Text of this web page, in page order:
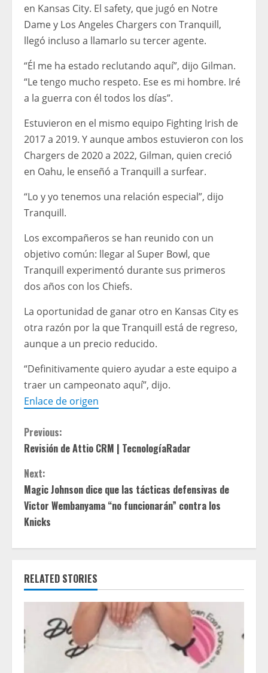
en Kansas City. El safety, que jugó en Notre
Dame y Los Angeles Chargers con Tranquill,
llegó incluso a llamarlo su tercer agente.
“Él me ha estado reclutando aquí”, dijo Gilman.
“Le tengo mucho respeto. Ese es mi hombre. Iré
a la guerra con él todos los días”.
Estuvieron en el mismo equipo Fighting Irish de
2017 a 2019. Y aunque ambos estuvieron con los
Chargers de 2020 a 2022, Gilman, quien creció
en Oahu, le enseñó a Tranquill a surfear.
“Lo y yo tenemos una relación especial”, dijo
Tranquill.
Los excompañeros se han reunido con un
objetivo común: llegar al Super Bowl, que
Tranquill experimentó durante sus primeros
dos años con los Chiefs.
La oportunidad de ganar otro en Kansas City es
otra razón por la que Tranquill está de regreso,
aunque a un precio reducido.
“Definitivamente quiero ayudar a este equipo a
traer un campeonato aquí”, dijo.
Enlace de origen
C
o
n
t
u
R
Previous:
Revisión de Attio CRM | TecnologíaRadar
Next:
Magic Johnson dice que las tácticas defensivas de
Victor Wembanyama “no funcionarán” contra los
Knicks
RELATED STORIES